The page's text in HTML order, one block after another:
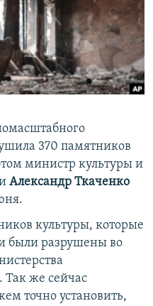
370 памятников
министр культуры и
Александр Ткаченко
культуры, которые
были разрушены во
же сейчас
точно установить,